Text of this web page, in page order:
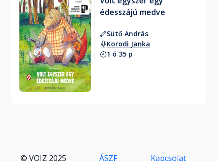
édesszájú medve
Sütő András
Korodi Janka
1 ó 35 p
© VOIZ 2025 ÁSZF Kapcsolat